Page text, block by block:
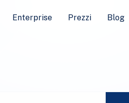
Enterprise Prezzi Blog